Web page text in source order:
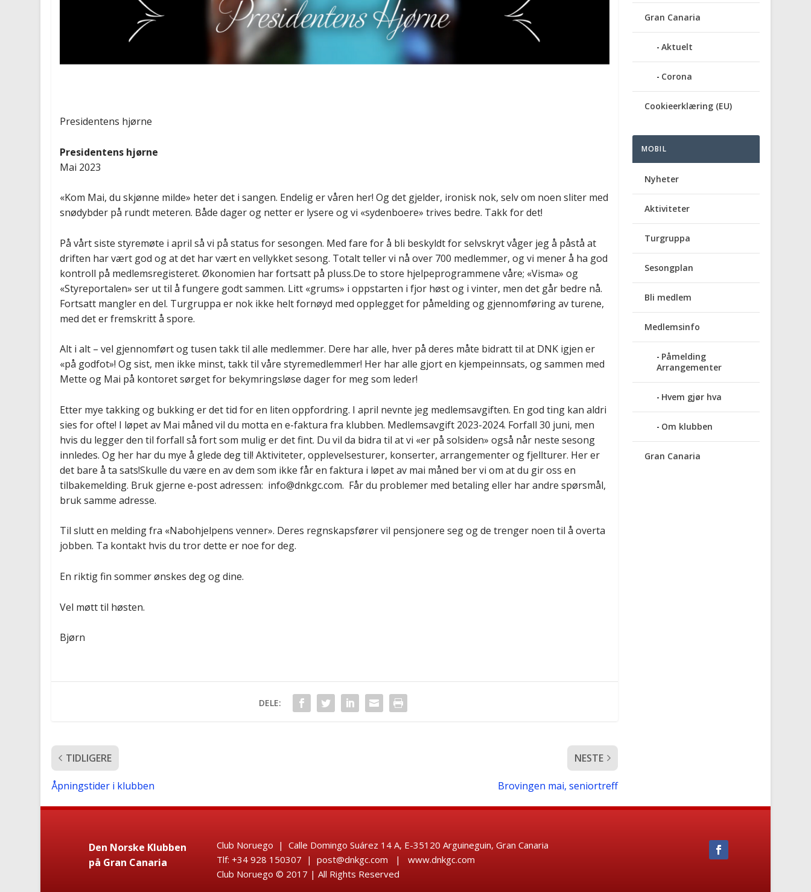
Presidentens hjørne
Presidentens hjørne
Mai 2023
«Kom Mai, du skjønne milde» heter det i sangen. Endelig er våren her! Og det gjelder, ironisk nok, selv om noen sliter med
snødybder på rundt meteren. Både dager og netter er lysere og vi «sydenboere» trives bedre. Takk for det!
På vårt siste styremøte i april så vi på status for sesongen. Med fare for å bli beskyldt for selvskryt våger jeg å påstå at
driften har vært god og at det har vært en vellykket sesong. Totalt teller vi nå over 700 medlemmer, og vi mener å ha god
kontroll på medlemsregisteret. Økonomien har fortsatt på pluss.De to store hjelpeprogrammene våre; «Visma» og
«Styreportalen» ser ut til å fungere godt sammen. Litt «grums» i oppstarten i fjor høst og i vinter, men det går bedre nå.
Fortsatt mangler en del. Turgruppa er nok ikke helt fornøyd med opplegget for påmelding og gjennomføring av turene,
med det er fremskritt å spore.
Alt i alt – vel gjennomført og tusen takk til alle medlemmer. Dere har alle, hver på deres måte bidratt til at DNK igjen er
«på godfot»! Og sist, men ikke minst, takk til våre styremedlemmer! Her har alle gjort en kjempeinnsats, og sammen med
Mette og Mai på kontoret sørget for bekymringsløse dager for meg som leder!
Etter mye takking og bukking er det tid for en liten oppfordring. I april nevnte jeg medlemsavgiften. En god ting kan aldri
sies for ofte! I løpet av Mai måned vil du motta en e-faktura fra klubben. Medlemsavgift 2023-2024. Forfall 30 juni, men
hvis du legger den til forfall så fort som mulig er det fint. Du vil da bidra til at vi «er på solsiden» også når neste sesong
innledes. Og her har du mye å glede deg til! Aktiviteter, opplevelsesturer, konserter, arrangementer og fjellturer. Her er
det bare å ta sats!Skulle du være en av dem som ikke får en faktura i løpet av mai måned ber vi om at du gir oss en
tilbakemelding. Bruk gjerne e-post adressen: info@dnkgc.com. Får du problemer med betaling eller har andre spørsmål,
bruk samme adresse.
Til slutt en melding fra «Nabohjelpens venner». Deres regnskapsfører vil pensjonere seg og de trenger noen til å overta
jobben. Ta kontakt hvis du tror dette er noe for deg.
En riktig fin sommer ønskes deg og dine.
Vel møtt til høsten.
Bjørn
DELE:
TIDLIGERE
Åpningstider i klubben
NESTE
Brovingen mai, seniortreff
Gran Canaria
Aktuelt
Corona
Cookieerklæring (EU)
MOBIL
Nyheter
Aktiviteter
Turgruppa
Sesongplan
Bli medlem
Medlemsinfo
Påmelding
Arrangementer
Hvem gjør hva
Om klubben
Gran Canaria
Den Norske Klubben
på Gran Canaria
Club Noruego | Calle Domingo Suárez 14 A, E-35120 Arguineguin, Gran Canaria
Tlf: +34 928 150307 | post@dnkgc.com | www.dnkgc.com
Club Noruego © 2017 | All Rights Reserved